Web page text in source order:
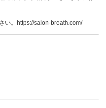
い。https://salon-breath.com/